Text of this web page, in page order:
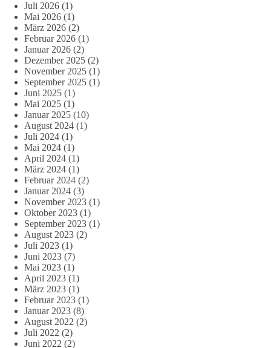
Juli 2026 (1)
Mai 2026 (1)
März 2026 (2)
Februar 2026 (1)
Januar 2026 (2)
Dezember 2025 (2)
November 2025 (1)
September 2025 (1)
Juni 2025 (1)
Mai 2025 (1)
Januar 2025 (10)
August 2024 (1)
Juli 2024 (1)
Mai 2024 (1)
April 2024 (1)
März 2024 (1)
Februar 2024 (2)
Januar 2024 (3)
November 2023 (1)
Oktober 2023 (1)
September 2023 (1)
August 2023 (2)
Juli 2023 (1)
Juni 2023 (7)
Mai 2023 (1)
April 2023 (1)
März 2023 (1)
Februar 2023 (1)
Januar 2023 (8)
August 2022 (2)
Juli 2022 (2)
Juni 2022 (2)